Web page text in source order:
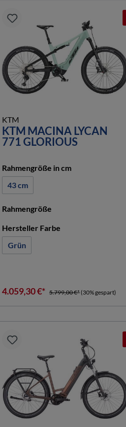
KTM
KTM MACINA LYCAN
771 GLORIOUS
Rahmengröße in cmauswählen
43 cm
Rahmengröße
Hersteller Farbe
Grün
4.059,30 €* 5.799,00 €* (30% gespart)